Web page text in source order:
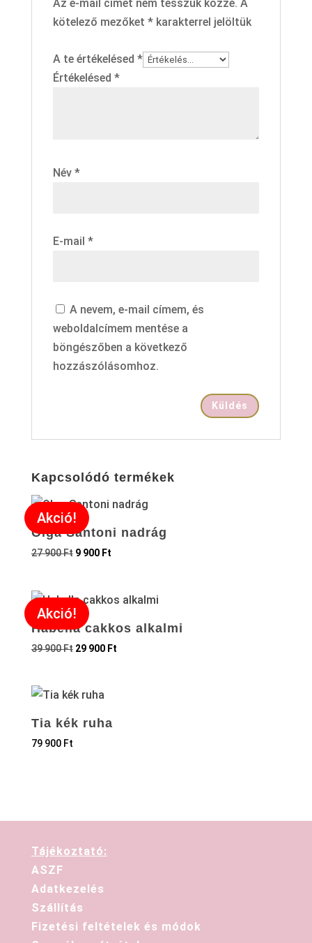
Az e-mail címet nem tesszük közzé. A
kötelező mezőket *karakterrel jelöltük
A te értékelésed *
Értékelésed *
Név *
E-mail *
A nevem, e-mail címem, és
weboldalcímem mentése a
böngészőben a következő
hozzászólásomhoz.
Kapcsolódó termékek
Akció!
Olga Santoni nadrág
27 900Ft 9 900 Ft
Akció!
Habella cakkos alkalmi
39 900Ft 29 900 Ft
Tia kék ruha
79 900 Ft
Tájékoztató:
ASZF
Adatkezelés
Szállítás
Fizetési feltételek és módok